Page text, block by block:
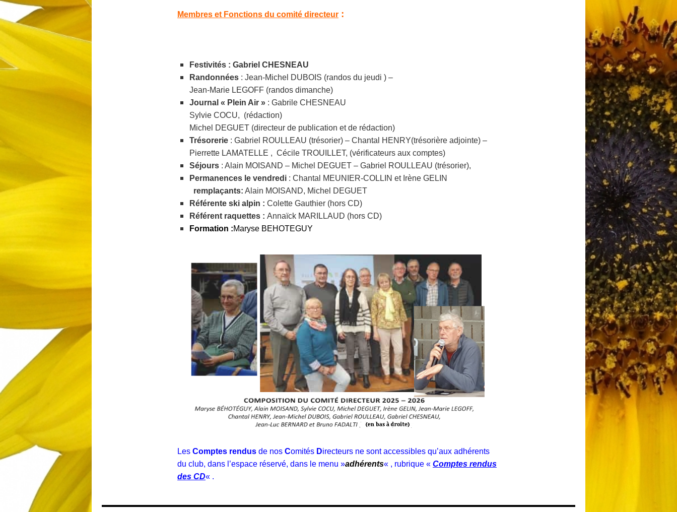
Membres et Fonctions du comité directeur :
Festivités : Gabriel CHESNEAU
Randonnées : Jean-Michel DUBOIS (randos du jeudi ) –
Jean-Marie LEGOFF (randos dimanche)
Journal « Plein Air » : Gabrile CHESNEAU
Sylvie COCU, (rédaction)
Michel DEGUET (directeur de publication et de rédaction)
Trésorerie : Gabriel ROULLEAU (trésorier) – Chantal HENRY(trésorière adjointe) –
Pierrette LAMATELLE , Cécile TROUILLET, (vérificateurs aux comptes)
Séjours : Alain MOISAND – Michel DEGUET – Gabriel ROULLEAU (trésorier),
Permanences le vendredi : Chantal MEUNIER-COLLIN et Irène GELIN
remplaçants: Alain MOISAND, Michel DEGUET
Référente ski alpin : Colette Gauthier (hors CD)
Référent raquettes : Annaïck MARILLAUD (hors CD)
Formation :Maryse BEHOTEGUY
Les Comptes rendus de nos Comités Directeurs ne sont accessibles qu’aux adhérents
du club, dans l’espace réservé, dans le menu »adhérents« , rubrique « Comptes rendus
des CD« .